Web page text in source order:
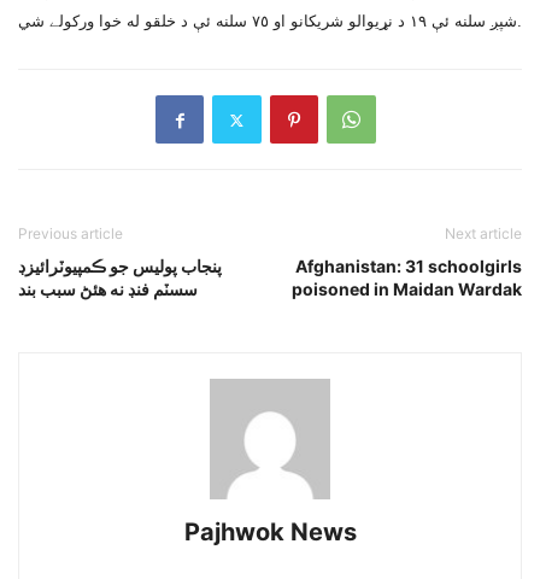
شپږ سلنه ئې ١٩ د نړيوالو شريکانو او ٧٥ سلنه ئې د خلقو له خوا ورکولے شي.
Previous article
پنجاب پوليس جو ڪمپيوٽرائيزڊ
سسٽم فنڊ نه هئڻ سبب بند
Next article
Afghanistan: 31 schoolgirls
poisoned in Maidan Wardak
Pajhwok News